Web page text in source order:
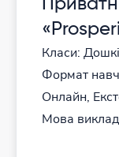
Класи:
Формат
Онлайн,
Мова